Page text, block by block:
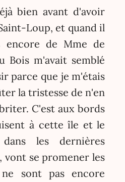
bien avant d'avoir
Loup, et quand il
encore de Mme de
Bois m'avait semblé
parce que je m'étais
la tristesse de n'en
C'est aux bords
à cette île et le
les dernières
vont se promener les
sont pas encore